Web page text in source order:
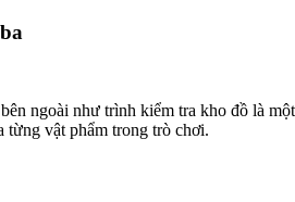
ngoài như trình kiểm tra kho đồ là
từng vật phẩm trong trò chơi.